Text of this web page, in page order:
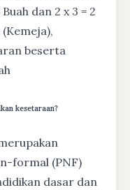
dan 2 x 3 = 2
beserta
kesetaraan?
formal (PNF)
dasar dan